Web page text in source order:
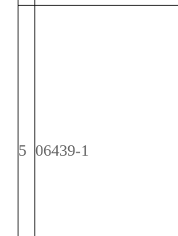
5 06439-1